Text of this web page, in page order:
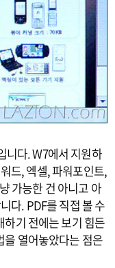
니다. W7에서 지원하
드, 엑셀, 파워포인트,
가능한 건 아니고 아
다. PDF를 직접 볼 수
하기 전에는 보기 힘든
을 열어놓았다는 점은